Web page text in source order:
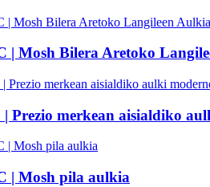
| Mosh Bilera Aretoko
Prezio merkean aisialdiko
| Mosh pila aulkia